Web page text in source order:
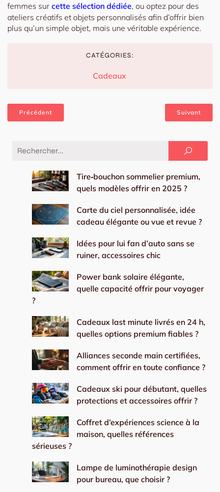
femmes sur cette sélection dédiée, ou optez pour des
ateliers créatifs et objets personnalisés afin d’offrir bien
plus qu’un simple objet, mais une véritable expérience.
CATÉGORIES:
Cadeaux
Précédent Suivant
Tire‑bouchon sommelier premium,
quels modèles offrir en 2025 ?
Carte du ciel personnalisée, idée
cadeau élégante ou vue et revue ?
Idées pour lui fan d’auto sans se
ruiner, accessoires chic
Power bank solaire élégante,
quelle capacité offrir pour voyager
?
Cadeaux last minute livrés en 24 h,
quelles options premium fiables ?
Alliances seconde main certifiées,
comment offrir en toute confiance ?
Cadeaux ski pour débutant, quelles
protections et accessoires offrir ?
Coffret d’expériences science à la
maison, quelles références
sérieuses ?
Lampe de luminothérapie design
pour bureau, que choisir ?